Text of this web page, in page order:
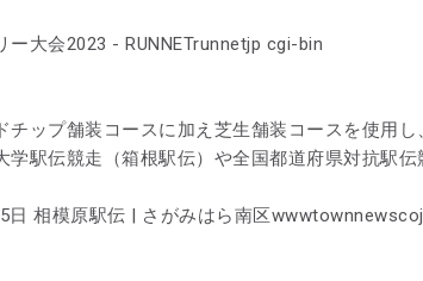
ー大会2023 - RUNNETrunnetjp cgi-bin
チップ舗装コースに加え芝生舗装コースを使用
学駅伝競走（箱根駅伝）や全国都道府県対抗駅伝
日 相模原駅伝 | さがみはら南区